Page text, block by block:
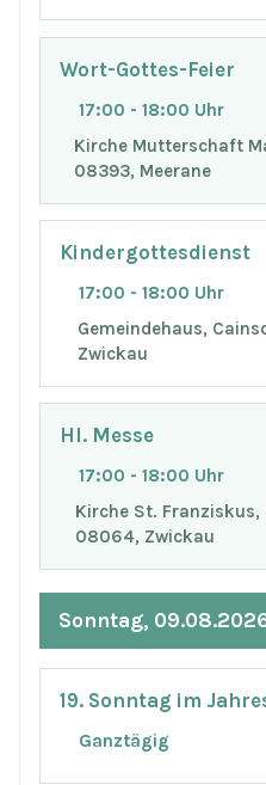
Wort-Gottes-Feier
17:00 - 18:00 Uhr
Kirche Mutterschaft
08393, Meerane
Kindergottesdienst
17:00 - 18:00 Uhr
Gemeindehaus,
Zwickau
Hl. Messe
17:00 - 18:00 Uhr
Kirche St. Franziskus,
08064, Zwickau
Sonntag,
19. Sonntag im
Ganztägig